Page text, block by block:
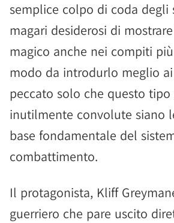
semplice colpo di coda degli
magari desiderosi di
magico anche nei compiti
modo da introdurlo meglio
peccato solo che questo
inutilmente convolute siano
base fondamentale del
combattimento.
Il protagonista, Kliff
guerriero che pare uscito